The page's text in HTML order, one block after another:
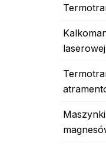
laserowej